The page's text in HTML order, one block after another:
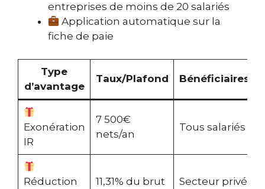
entreprises de moins de 20 salariés
Application automatique sur la
fiche de paie
Type
d’avantage
Taux/Plafond Bénéficiaires
Exonération
IR
7 500€
nets/an
Tous salariés
Réduction
11,31% du brut Secteur privé